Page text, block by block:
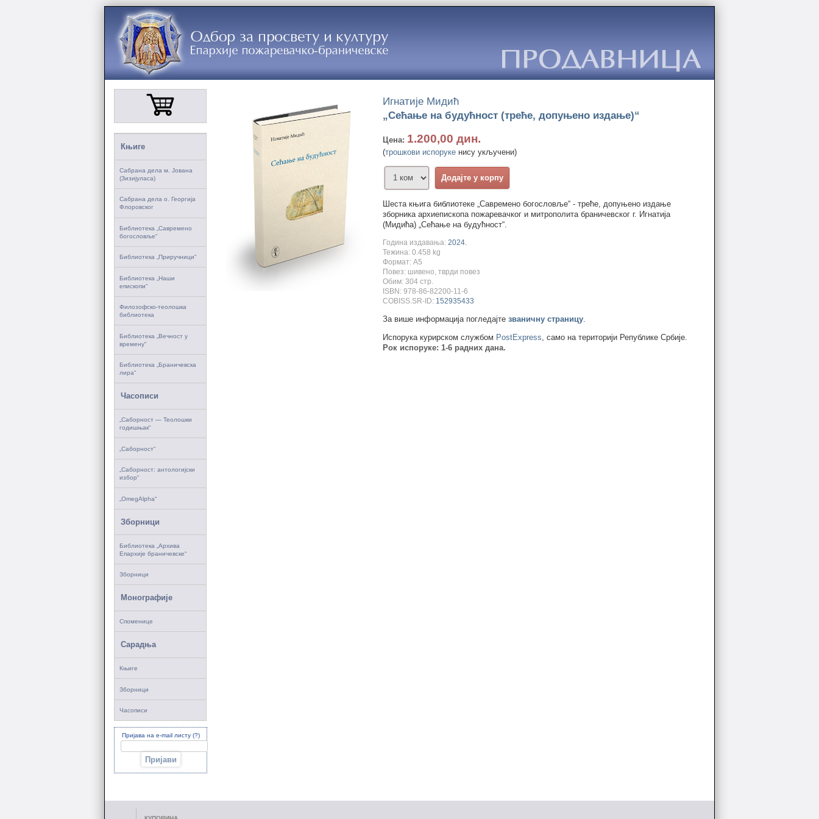
Књиге
Сабрана дела м. Јована
(Зизијуласа)
Сабрана дела о. Георгија
Флоровског
Библиотека „Савремено
богословље“
Библиотека „Приручници“
Библиотека „Наши
епископи“
Филозофско-теолошка
библиотека
Библиотека „Вечност у
времену“
Библиотека „Браничевска
лира“
Часописи
„Саборност — Теолошки
годишњак“
„Саборност“
„Саборност: антологијски
избор“
„OmegAlpha“
Зборници
Библиотека „Архива
Епархије браничевске“
Зборници
Монографије
Споменице
Сарадња
Књиге
Зборници
Часописи
Пријава на e-mail листу (?)
Игнатије Мидић
„Сећање на будућност (треће, допуњено издање)“
Цена: 1.200,00 дин.
(трошкови испоруке нису укључени)
Шеста књига библиотеке „Савремено богословље“ - треће, допуњено издање
зборника архиепископа пожаревачког и митрополита браничевског г. Игнатија
(Мидића) „Сећање на будућност“.
Година издавања: 2024.
Тежина: 0.458 kg
Формат: A5
Повез: шивено, тврди повез
Обим: 304 стр.
ISBN: 978-86-82200-11-6
COBISS.SR-ID: 152935433
За више информација погледајте званичну страницу
Испорука курирском службом PostExpress , само на територији Републике Србије.
Рок испоруке: 1-6 радних дана.